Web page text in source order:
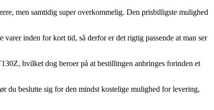
men samtidig super overkommelig. Den prisbilligste mulighed
inden for kort tid, så derfor er det rigtig passende at man ser
hvilket dog beroer på at bestillingen anbringes forinden et
du beslutte sig for den mindst kostelige mulighed for levering,